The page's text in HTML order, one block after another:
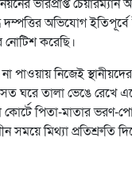
ভারপ্রাপ্ত
অভিযোগ
নোটিশ করেছি।
পাওয়ায় নিজেই
ঘরে তালা ভেঙে রেখে
কোর্টে পিতা-মাতার ভরণ-
সময়ে মিথ্যা প্রতিশ্রুতি